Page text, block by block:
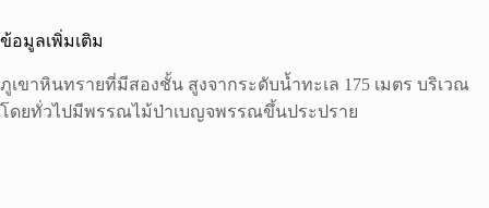
ข้อมูลเพิ่มเติม
ภูเขาหินทรายที่มีสองชั้น สูงจากระดับน้ำทะเล 175 เมตร บริเวณ
โดยทั่วไปมีพรรณไม้ป่าเบญจพรรณขึ้นประปราย